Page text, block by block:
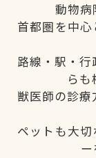
動物病
首都圏を中
路線・駅・
らも
獣医師の診
ペットも大
ー